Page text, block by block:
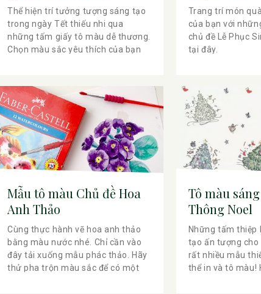
Thể hiện trí tưởng tượng sáng tạo
trong ngày Tết thiếu nhi qua
những tấm giấy tô màu dễ thương.
Chọn màu sắc yêu thích của bạn
Trang trí món
của bạn với
chủ đề Lễ Phục
tại đây.
Mẫu tô màu Chủ đề Hoa
Anh Thảo
Cùng thực hành vẽ hoa anh thảo
bằng màu nước nhé. Chỉ cần vào
đây tải xuống mẫu phác thảo. Hãy
thử pha trộn màu sắc để có một
Tô màu
Thông Noel
Những tấm thiệp
tạo ấn tượng cho
rất nhiều mẫu
thể in và tô màu!